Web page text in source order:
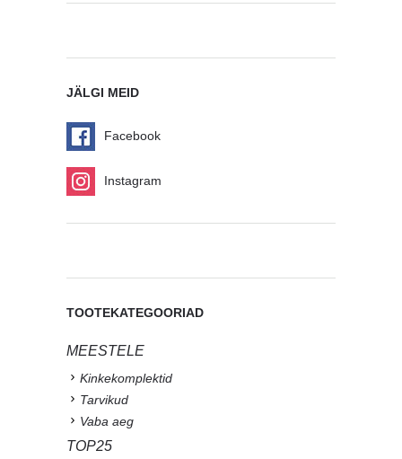
JÄLGI MEID
Facebook
Instagram
TOOTEKATEGOORIAD
MEESTELE
Kinkekomplektid
Tarvikud
Vaba aeg
TOP25